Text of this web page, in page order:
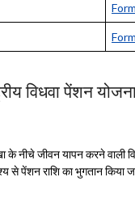
विधवा पेंशन
के नीचे जीवन यापन करने वाली
से पेंशन राशि का भुगतान किया